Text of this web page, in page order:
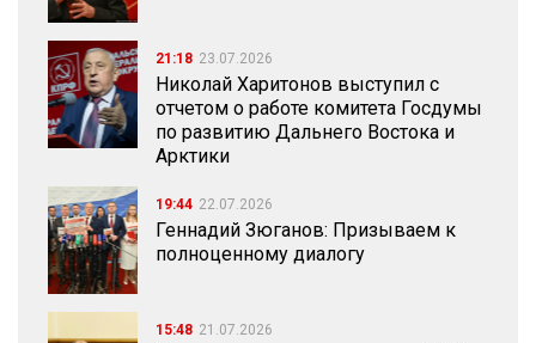
21:18 23.07.2026
Николай Харитонов выступил с
отчетом о работе комитета Госдумы
по развитию Дальнего Востока и
Арктики
19:44 22.07.2026
Геннадий Зюганов: Призываем к
полноценному диалогу
15:48 21.07.2026